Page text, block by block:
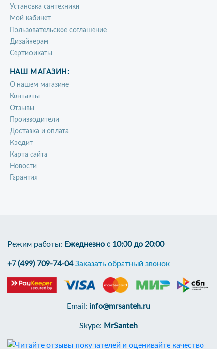
Установка сантехники
Мой кабинет
Пользовательское соглашение
Дизайнерам
Сертификаты
НАШ МАГАЗИН:
О нашем магазине
Контакты
Отзывы
Производители
Доставка и оплата
Кредит
Карта сайта
Новости
Гарантия
Режим работы: Ежедневно с 10:00 до 20:00
+7 (499) 709-74-04 Заказать обратный звонок
Email: info@mrsanteh.ru
Skype: MrSanteh